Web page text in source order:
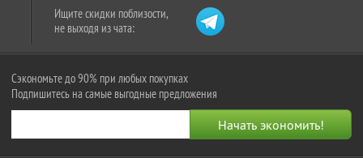
Ищите скидки поблизости,
не выходя из чата:
Сэкономьте до 90% при любых покупках
Подпишитесь на самые выгодные предложения